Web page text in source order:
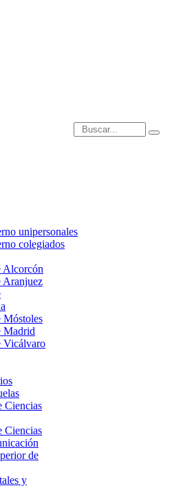
Introduce términos de
unipersonales
colegiados
Alcorcón
Aranjuez
Móstoles
Madrid
Vicálvaro
Ciencias
Ciencias
de
y